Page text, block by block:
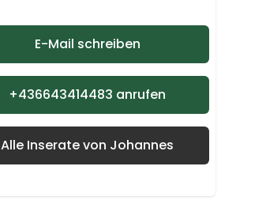
E-Mail schreiben
+436643414483 anrufen
Alle Inserate von Johannes